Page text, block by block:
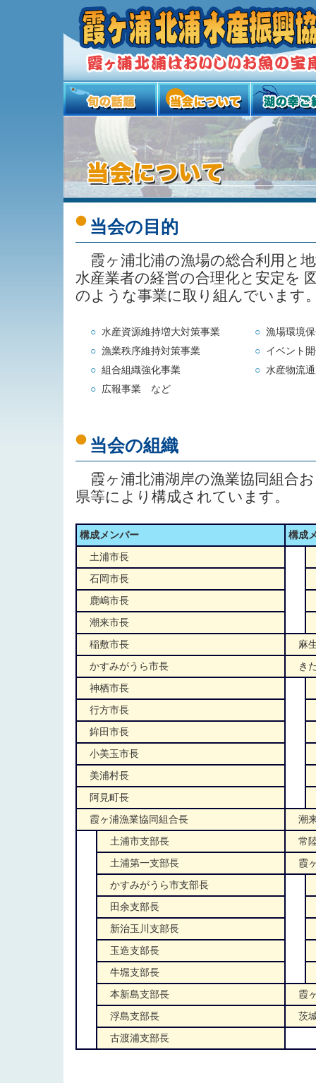
当会の目的
霞ヶ浦北浦の漁場の総合利用と
水産業者の経営の合理化と安定を
のような事業に取り組んでいます
○ 水産資源維持増大対策事業 ○ 漁場環境
○ 漁業秩序維持対策事業 ○ イベント
○ 組合組織強化事業 ○ 水産物流
○ 広報事業 など
当会の組織
霞ヶ浦北浦湖岸の漁業協同組合
県等により構成されています。
構成メンバー
構成
土浦市長
石岡市長
鹿嶋市長
潮来市長
稲敷市長
麻
かすみがうら市長
き
神栖市長
行方市長
鉾田市長
小美玉市長
美浦村長
阿見町長
霞ヶ浦漁業協同組合長
潮
土浦市支部長
常
土浦第一支部長
霞
かすみがうら市支部長
田余支部長
新治玉川支部長
玉造支部長
牛堀支部長
本新島支部長
霞
浮島支部長
茨
古渡浦支部長